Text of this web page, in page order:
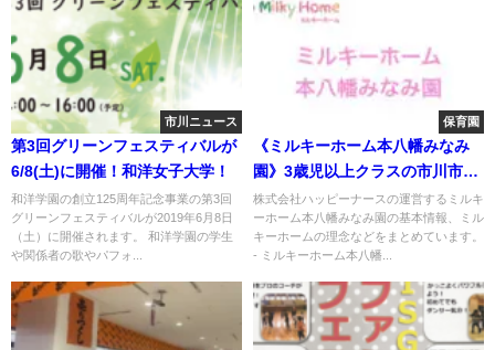
市川ニュース
第3回グリーンフェスティバルが
6/8(土)に開催！和洋女子大学！
和洋学園の創立125周年記念事業の第3回
グリーンフェスティバルが2019年6月8日
（土）に開催されます。 和洋学園の学生
や関係者の歌やパフォ...
保育園
《ミルキーホーム本八幡みなみ
園》3歳児以上クラスの市川市認
可保育園！
株式会社ハッピーナースの運営するミルキ
ーホーム本八幡みなみ園の基本情報、ミル
キーホームの理念などをまとめています。
- ミルキーホーム本八幡...